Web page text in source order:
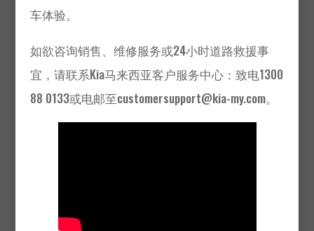
车体验。
如欲咨询销售、维修服务或24小时道路救援事
宜，请联系Kia马来西亚客户服务中心：致电1300
88 0133或电邮至customersupport@kia-my.com。